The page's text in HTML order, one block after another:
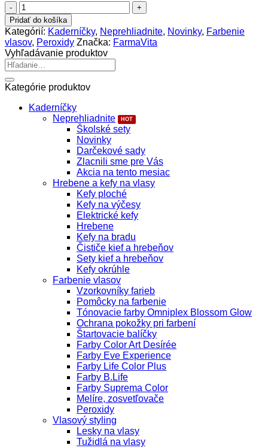
množstvo
Farmavita
Peroxid
0,75%
-
profesionálny
oxidant
vlasy
Pridať do košíka
Kategórií: Kaderníčky, Neprehliadnite, Novinky, Farbenie
vlasov, Peroxidy Značka: FarmaVita
Vyhľadávanie produktov
Hľadať:
Kategórie produktov
Kaderníčky
Neprehliadnite
Školské sety
Novinky
Darčekové sady
Zlacnili sme pre Vás
Akcia na tento mesiac
Hrebene a kefy na vlasy
Kefy ploché
Kefy na výčesy
Elektrické kefy
Hrebene
Kefy na bradu
Čističe kief a hrebeňov
Sety kief a hrebeňov
Kefy okrúhle
Farbenie vlasov
Vzorkovníky farieb
Pomôcky na farbenie
Tónovacie farby Omniplex Blossom Glow
Ochrana pokožky pri farbení
Štartovacie balíčky
Farby Color Art Desírée
Farby Eve Experience
Farby Life Color Plus
Farby B.Life
Farby Suprema Color
Melíre, zosvetľovače
Peroxidy
Vlasový styling
Lesky na vlasy
Tužidlá na vlasy